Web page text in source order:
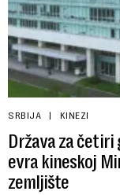
SRBIJA KINEZI
Država za četiri
evra kineskoj
zemljište